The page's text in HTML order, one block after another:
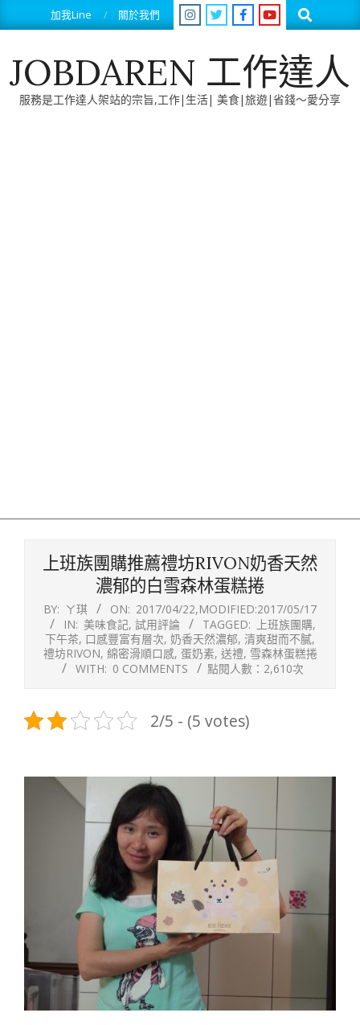
to
加我Line 關於我們 Search
JOBDAREN 工作達人
服務是工作達人架站的宗旨,工作|生活| 美食|旅遊|省錢～愛分享
上班族團購推薦禮坊RIVON奶香天然
濃郁的白雪森林蛋糕捲
BY: ㄚ琪 ON: 2017/04/22,MODIFIED:2017/05/17
IN: 美味食記, 試用評論 TAGGED: 上班族團購,
下午茶, 口感豐富有層次, 奶香天然濃郁, 清爽甜而不膩,
禮坊RIVON, 綿密滑順口感, 蛋奶素, 送禮, 雪森林蛋糕捲
WITH: 0 COMMENTS 點閱人數：2,610次
2/5 - (5 votes)